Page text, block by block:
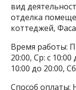
вид
отделка
коттеджей,
Время работы:
20:00, Ср: с
10:00 до 20:00,
Способ оплаты: